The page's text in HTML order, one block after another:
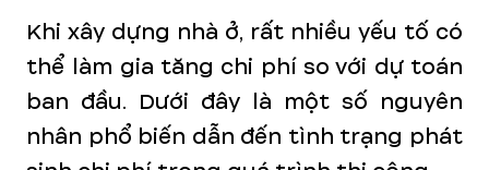
Khi xây dựng nhà ở, rất nhiều yếu tố có
thể làm gia tăng chi phí so với dự toán
ban đầu. Dưới đây là một số nguyên
nhân phổ biến dẫn đến tình trạng phát